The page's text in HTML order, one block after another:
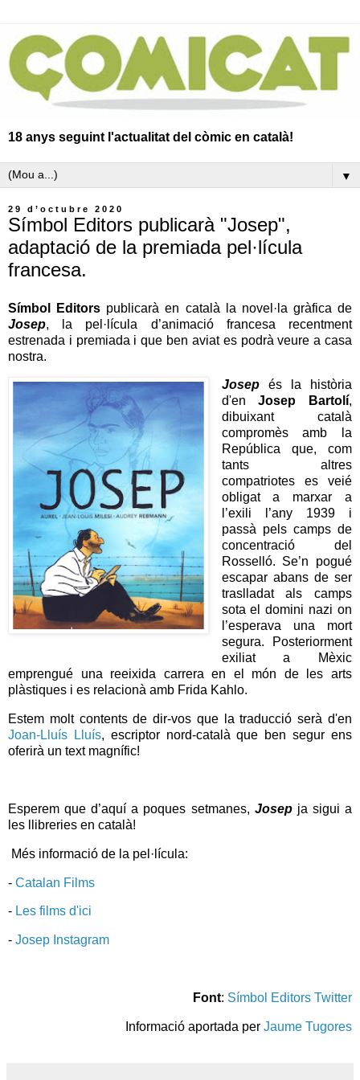
18 anys seguint l'actualitat del còmic en català!
▼
29 d’octubre 2020
Símbol Editors publicarà "Josep",
adaptació de la premiada pel·lícula
francesa.
Símbol Editors publicarà en català la novel·la gràfica de
Josep, la pel·lícula d’animació francesa recentment
estrenada i premiada i que ben aviat es podrà veure a casa
nostra.
Josepés la història
d'enJosep Bartolí,
dibuixant català
compromès amb la
República que, com
tants altres
compatriotes es veié
obligat a marxar a
l’exili l’any 1939 i
passà pels camps de
concentració del
Rosselló. Se’n pogué
escapar abans de ser
traslladat als camps
sota el domini nazi on
l’esperava una mort
segura. Posteriorment
exiliat a Mèxic
emprengué una reeixida carrera en el món de les arts
plàstiques i es relacionà amb Frida Kahlo.
Estem molt contents de dir-vos que la traducció serà d'en
Joan-Lluís Lluís, escriptor nord-català que ben segur ens
oferirà un text magnífic!
Esperem que d’aquí a poques setmanes, Josepja sigui a
les llibreries en català!
Més informació de la pel·lícula:
- Catalan Films
- Les films d'ici
- Josep Instagram
Font: Símbol Editors Twitter
Informació aportada per Jaume Tugores